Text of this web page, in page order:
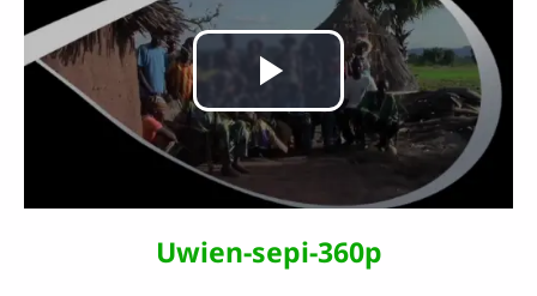
Lire
la
vidéo
Uwien-sepi-360p